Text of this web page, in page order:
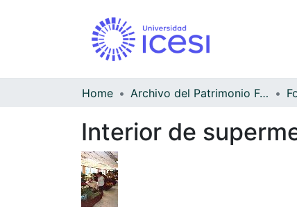
Home Archivo del Patrimonio Fotográfico y Fílmico del Valle del Cauca
Interior de